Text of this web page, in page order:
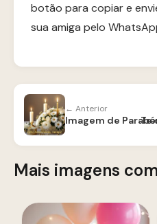
botão para copiar e
sua amiga pelo
← Anterior
Mais imagens